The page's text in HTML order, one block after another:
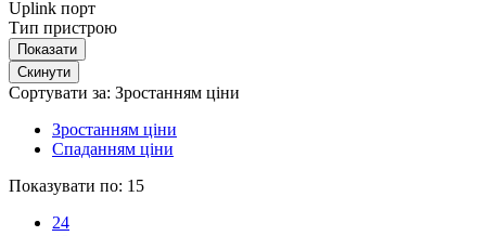
Uplink порт
Тип пристрою
Сортувати за: Зростанням ціни
Зростанням ціни
Спаданням ціни
Показувати по: 15
24